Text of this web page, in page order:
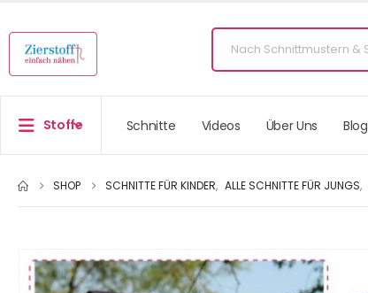
Stoffe Schnitte Videos Über Uns Blog
SHOP SCHNITTE FÜR KINDER, ALLE SCHNITTE FÜR JUNGS,